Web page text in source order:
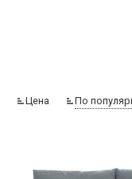
Цена По